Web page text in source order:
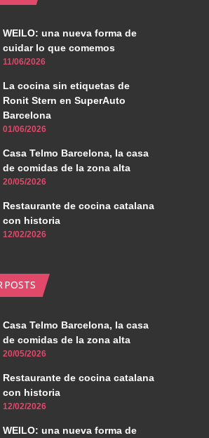
WEILO: una nueva forma de
cuidar lo que comemos
11/06/2026
La cocina sin etiquetas de
Ronit Stern en SuperAuto
Barcelona
01/06/2026
Casa Telmo Barcelona, la casa
de comidas de la zona alta
20/05/2026
Restaurante de cocina catalana
con historia
12/02/2026
POSTS
Casa Telmo Barcelona, la casa
de comidas de la zona alta
20/05/2026
Restaurante de cocina catalana
con historia
12/02/2026
WEILO: una nueva forma de